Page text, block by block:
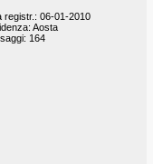
registr.: 06-01-2010
Aosta
164